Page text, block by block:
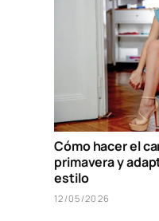
Cómo hacer el
primavera y
estilo
12/05/2026